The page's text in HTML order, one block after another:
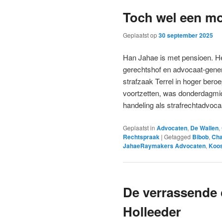
Toch wel een
Geplaatst op30 september 2025
Han Jahae is met pensioen.
gerechtshof en advocaat-
strafzaak Terrel in hoger
voortzetten, was
handeling als
Geplaatst in Advocaten, De Wallen,
Rechtspraak | Getagged Bibob,
JahaeRaymakers Advocaten,
De
Holleeder